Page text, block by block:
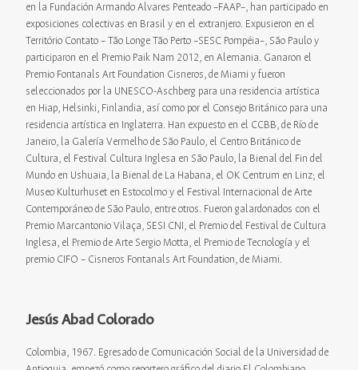
en la Fundación Armando Alvares Penteado –FAAP–, han participado en
exposiciones colectivas en Brasil y en el extranjero. Expusieron en el
Território Contato – Tão Longe Tão Perto –SESC Pompéia–, São Paulo y
participaron en el Premio Paik Nam 2012, en Alemania. Ganaron el
Premio Fontanals Art Foundation Cisneros, de Miami y fueron
seleccionados por la UNESCO-Aschberg para una residencia artística
en Hiap, Helsinki, Finlandia, así como por el Consejo Británico para una
residencia artística en Inglaterra. Han expuesto en el CCBB, de Río de
Janeiro, la Galería Vermelho de São Paulo, el Centro Británico de
Cultura, el Festival Cultura Inglesa en São Paulo, la Bienal del Fin del
Mundo en Ushuaia, la Bienal de La Habana, el OK Centrum en Linz; el
Museo Kulturhuset en Estocolmo y el Festival Internacional de Arte
Contemporáneo de São Paulo, entre otros. Fueron galardonados con el
Premio Marcantonio Vilaça, SESI CNI, el Premio del Festival de Cultura
Inglesa, el Premio de Arte Sergio Motta, el Premio de Tecnología y el
premio CIFO – Cisneros Fontanals Art Foundation, de Miami.
Jesús Abad Colorado
Colombia, 1967. Egresado de Comunicación Social de la Universidad de